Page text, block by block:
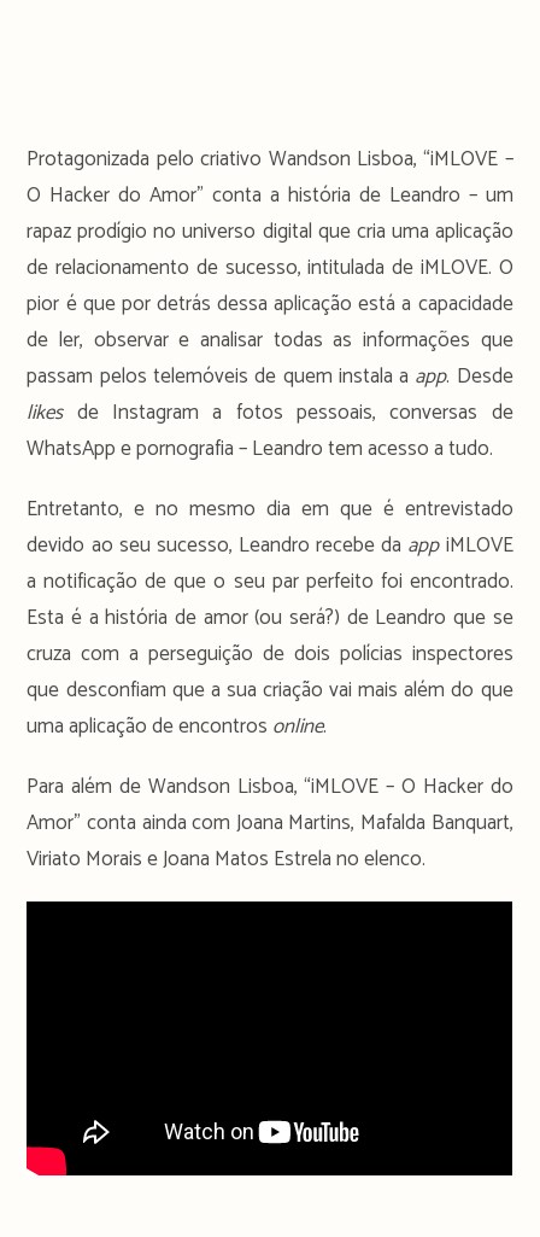
Protagonizada pelo criativo Wandson Lisboa, “iMLOVE –
O Hacker do Amor” conta a história de Leandro – um
rapaz prodígio no universo digital que cria uma aplicação
de relacionamento de sucesso, intitulada de iMLOVE. O
pior é que por detrás dessa aplicação está a capacidade
de ler, observar e analisar todas as informações que
passam pelos telemóveis de quem instala a app. Desde
likesde Instagram a fotos pessoais, conversas de
WhatsApp e pornografia – Leandro tem acesso a tudo.
Entretanto, e no mesmo dia em que é entrevistado
devido ao seu sucesso, Leandro recebe da appiMLOVE
a notificação de que o seu par perfeito foi encontrado.
Esta é a história de amor (ou será?) de Leandro que se
cruza com a perseguição de dois polícias inspectores
que desconfiam que a sua criação vai mais além do que
uma aplicação de encontros online.
Para além de Wandson Lisboa, “iMLOVE – O Hacker do
Amor” conta ainda com Joana Martins, Mafalda Banquart,
Viriato Morais e Joana Matos Estrela no elenco.